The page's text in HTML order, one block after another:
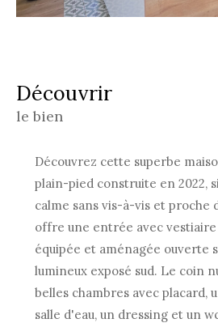
découvrir
le bien
Découvrez cette superbe
plain-pied construite en 2022,
calme sans vis-à-vis et proche
offre une entrée avec vestiaire
équipée et aménagée ouverte
lumineux exposé sud. Le coin
belles chambres avec placard,
salle d'eau, un dressing et un